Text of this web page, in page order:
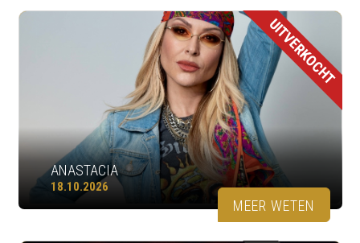
UITVERKOCHT
ANASTACIA
18.10.2026
MEER WETEN